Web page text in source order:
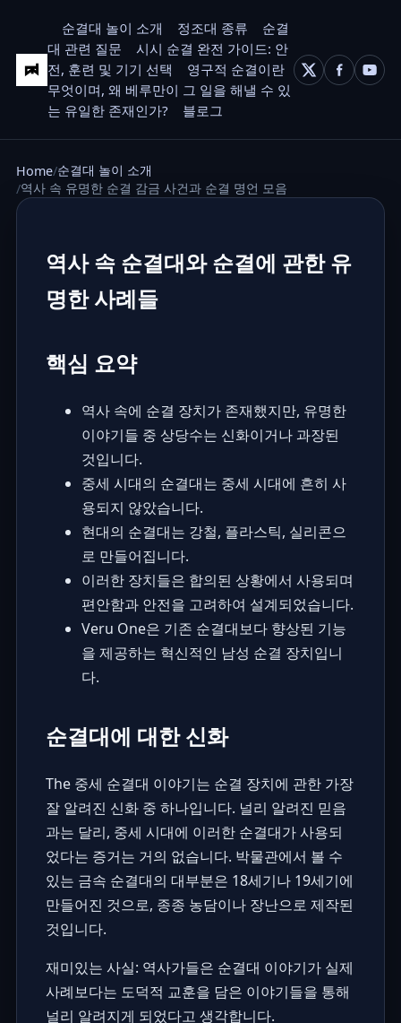
순결대 놀이 소개 정조대 종류
순결
대 관련 질문
시시 순결 완전 가이드: 안
전, 훈련 및 기기 선택
영구적 순결이란
무엇이며, 왜 베루만이 그 일을 해낼 수 있
는 유일한 존재인가?
블로그
Home 순결대 놀이 소개
역사 속 유명한 순결 감금 사건과 순결 명언 모음
역사 속 순결대와 순결에 관한 유
명한 사례들
핵심 요약
역사 속에 순결 장치가 존재했지만, 유명한
이야기들 중 상당수는 신화이거나 과장된
것입니다.
중세 시대의 순결대는 중세 시대에 흔히 사
용되지 않았습니다.
현대의 순결대는 강철, 플라스틱, 실리콘으
로 만들어집니다.
이러한 장치들은 합의된 상황에서 사용되며
편안함과 안전을 고려하여 설계되었습니다.
Veru One은 기존 순결대보다 향상된 기능
을 제공하는 혁신적인 남성 순결 장치입니
다.
순결대에 대한 신화
The 중세 순결대 이야기는 순결 장치에 관한 가장
잘 알려진 신화 중 하나입니다. 널리 알려진 믿음
과는 달리, 중세 시대에 이러한 순결대가 사용되
었다는 증거는 거의 없습니다. 박물관에서 볼 수
있는 금속 순결대의 대부분은 18세기나 19세기에
만들어진 것으로, 종종 농담이나 장난으로 제작된
것입니다.
재미있는 사실: 역사가들은 순결대 이야기가 실제
사례보다는 도덕적 교훈을 담은 이야기들을 통해
널리 알려지게 되었다고 생각합니다.